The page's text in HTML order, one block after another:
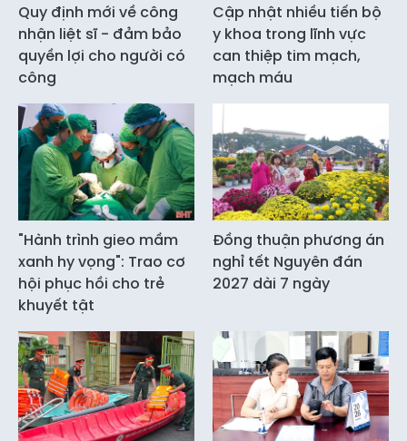
Quy định mới về công
nhận liệt sĩ - đảm bảo
quyền lợi cho người có
công
Cập nhật nhiều tiến bộ
y khoa trong lĩnh vực
can thiệp tim mạch,
mạch máu
"Hành trình gieo mầm
xanh hy vọng": Trao cơ
hội phục hồi cho trẻ
khuyết tật
Đồng thuận phương án
nghỉ tết Nguyên đán
2027 dài 7 ngày